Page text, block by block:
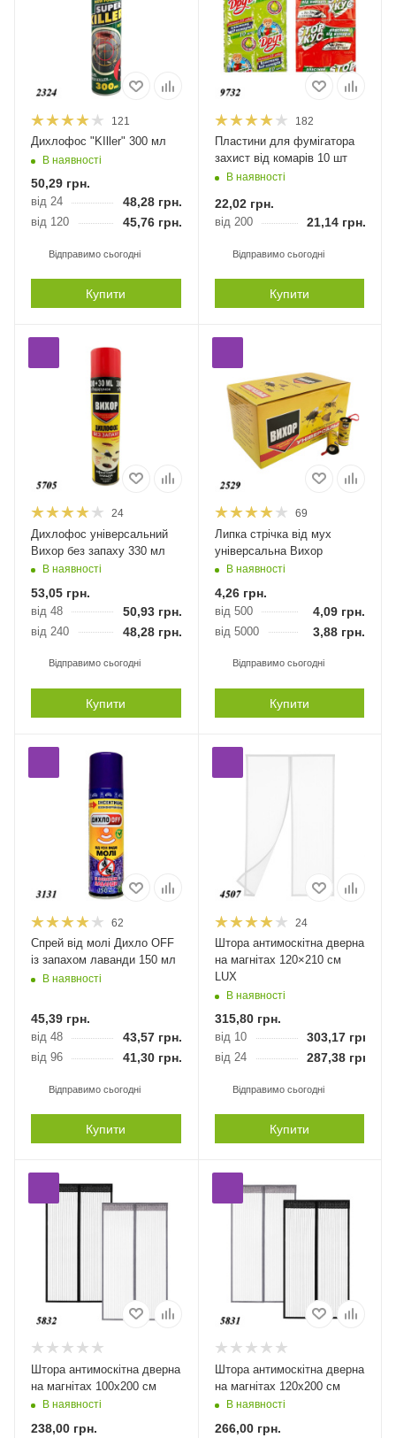
121
Дихлофос "KIller" 300 мл
В наявності
50,29 грн.
від 24 48,28 грн.
від 120 45,76 грн.
Відправимо сьогодні
Купити
182
Пластини для фумігатора
захист від комарів 10 шт
В наявності
22,02грн.
від 200 21,14грн.
Відправимо сьогодні
Купити
24
Дихлофос універсальний
Вихор без запаху 330 мл
В наявності
53,05 грн.
від 48 50,93 грн.
від 240 48,28 грн.
Відправимо сьогодні
Купити
69
Липка стрічка від мух
універсальна Вихор
В наявності
4,26грн.
від 500 4,09 грн.
від 5000 3,88 грн.
Відправимо сьогодні
Купити
62
Спрей від молі Дихло OFF
із запахом лаванди 150 мл
В наявності
45,39 грн.
від 48 43,57 грн.
від 96 41,30 грн.
Відправимо сьогодні
Купити
24
Штора антимоскітна дверна
на магнітах 120×210 см
LUX
В наявності
315,80грн.
від 10 303,17грн.
від 24 287,38грн.
Відправимо сьогодні
Купити
Штора антимоскітна дверна
на магнітах 100х200 см
В наявності
238,00 грн.
Штора антимоскітна дверна
на магнітах 120х200 см
В наявності
266,00грн.